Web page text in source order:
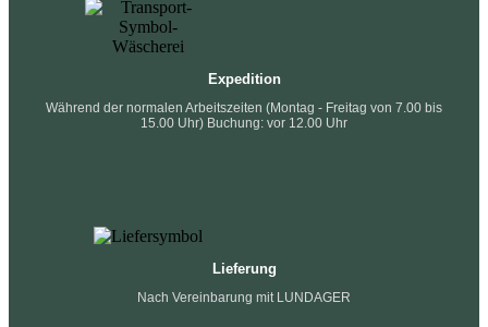
Expedition
Während der normalen Arbeitszeiten (Montag - Freitag von 7.00 bis
15.00 Uhr) Buchung: vor 12.00 Uhr
Lieferung
Nach Vereinbarung mit LUNDAGER